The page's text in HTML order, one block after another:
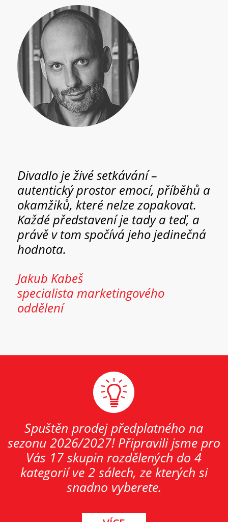
Divadlo je živé setkávání –
autentický prostor emocí, příběhů a
okamžiků, které nelze zopakovat.
Každé představení je tady a teď, a
právě v tom spočívá jeho jedinečná
hodnota.
Jakub Kabeš
specialista marketingového
oddělení
Spuštěn prodej předplatného na
sezonu 2026/2027! Připravili jsme pro
Vás 17 skupin rozdělených do 4
kategorií ve 2 sálech, ze kterých si
snadno vyberete.